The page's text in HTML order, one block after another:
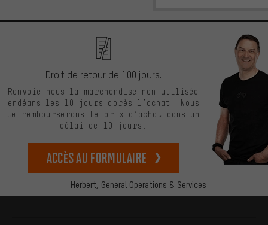
Herbert, General Operations & Services
Droit de retour de 100 jours.
Renvoie-nous la marchandise non-utilisée
endéans les 10 jours après l’achat. Nous
te rembourserons le prix d’achat dans un
délai de 10 jours.
Accès au formulaire